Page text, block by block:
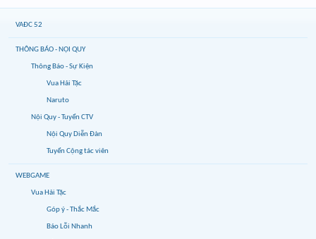
VAĐC 52
THÔNG BÁO - NỘI QUY
Thông Báo - Sự Kiện
Vua Hải Tặc
Naruto
Nội Quy - Tuyển CTV
Nội Quy Diễn Đàn
Tuyển Cộng tác viên
WEBGAME
Vua Hải Tặc
Góp ý - Thắc Mắc
Báo Lỗi Nhanh